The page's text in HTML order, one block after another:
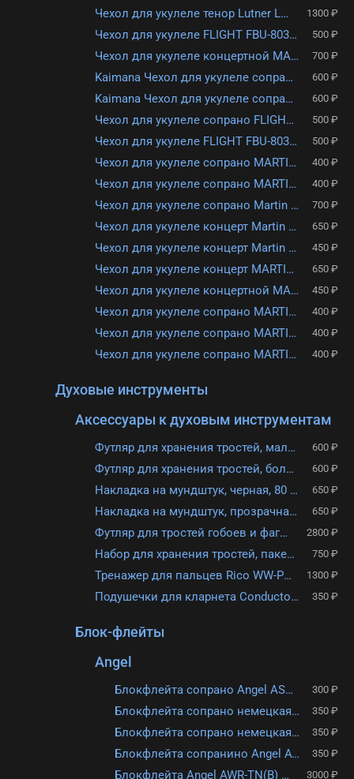
Чехол для укулеле тенор Lutner LUT-2 УТ2 1300 ₽
Чехол для укулеле FLIGHT FBU-8030 OR 500 ₽
Чехол для укулеле концертной MARTIN ROMAS УК-2 синий 700 ₽
Kaimana Чехол для укулеле сопрано UB-24 600 ₽
Kaimana Чехол для укулеле сопрано UB-21 600 ₽
Чехол для укулеле сопрано FLIGHT FBU-8030 OR 500 ₽
Чехол для укулеле FLIGHT FBU-8030 DOG 500 ₽
Чехол для укулеле сопрано MARTIN ROMAS УС-1, жёлтый 400 ₽
Чехол для укулеле сопрано MARTIN ROMAS УС-1, синий 400 ₽
Чехол для укулеле сопрано Martin Romas УС-2 черный 700 ₽
Чехол для укулеле концерт Martin Romas УК-2 черный 650 ₽
Чехол для укулеле концерт Martin Romas УК-1, розовый 450 ₽
Чехол для укулеле концерт MARTIN ROMAS УК-2, серый 650 ₽
Чехол для укулеле концертной MARTIN ROMAS УК-1 450 ₽
Чехол для укулеле сопрано MARTIN ROMAS УС-1, серый 400 ₽
Чехол для укулеле сопрано MARTIN ROMAS УС-1, черный 400 ₽
Чехол для укулеле сопрано MARTIN ROMAS УС-1, розовый 400 ₽
Духовые инструменты
Аксессуары к духовым инструментам
Футляр для хранения тростей, малый, Rico DRGRD4ACYL Reed Guard 600 ₽
Футляр для хранения тростей, большой, Rico DRGRD4TB Reed Guard 600 ₽
Накладка на мундштук, черная, 80 мм, Rico RMP01B Reserve 650 ₽
Накладка на мундштук, прозрачная, 0.35 мм, Rico RMP01C Reserve 650 ₽
Футляр для тростей гобоев и фаготов, с увлажнителем, Rico RVCASE05 2800 ₽
Набор для хранения тростей, пакет и увлажнитель 58%, Rico RVKIT58 750 ₽
Тренажер для пальцев Rico WW-PG-01 Practice Grip 1300 ₽
Подушечки для кларнета Conductor FLT-CP-2 350 ₽
Блок-флейты
Angel
Блокфлейта сопрано Angel ASRG-50 Classic, немецкая система, белая, 1 часть 300 ₽
Блокфлейта сопрано немецкая система Angel ASRG-210 Classic 350 ₽
Блокфлейта сопрано немецкая система Angel ASRG-110 350 ₽
Блокфлейта сопранино Angel AWR-SNN(B) Classic 350 ₽
Блокфлейта Angel AWR-TN(B) Classic 3000 ₽